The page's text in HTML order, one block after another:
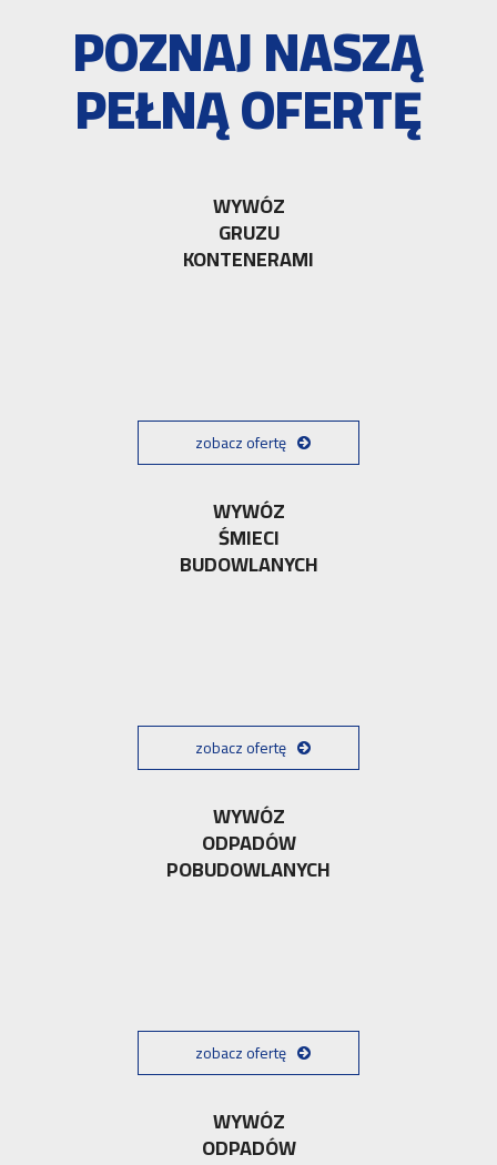
POZNAJ NASZĄ
PEŁNĄ OFERTĘ
WYWÓZ
GRUZU
KONTENERAMI
zobacz ofertę
WYWÓZ
ŚMIECI
BUDOWLANYCH
zobacz ofertę
WYWÓZ
ODPADÓW
POBUDOWLANYCH
zobacz ofertę
WYWÓZ
ODPADÓW